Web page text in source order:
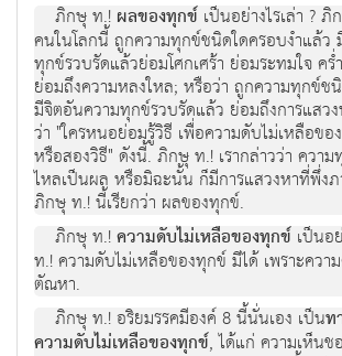
ภิกษุ ท.! ผลของทุกข เปนอยางไรเลา
คนในโลกนี้ ถูกความทุกขชนิดใดครอบงําแล
ทุกขรวบรัดแลวยอมโศกเศรา ยอมระทมใจ ค
ยอมถึงความหลงใหล; หรือวา ถูกความทุกขช
มีจิตอันความทุกขรวบรัดแลว ยอมถึงการแส
วา "ใครหนอยอมรูวิธี เพื่อความดับไมเหลือข
หรือสองวิธี" ดังนี้. ภิกษุ ท.! เรากลาววา ควา
ไหลเปนผล หรือมิฉะนั้น ก็มีการแสวงหาที่พึ่ง
ภิกษุ ท.! นี้เรียกวา ผลของทุกข.
ภิกษุ ท.!ความดับไมเหลือของทุกข เปนอ
ท.! ความดับไมเหลือของทุกข มีได เพราะควา
ตัณหา.
ภิกษุ ท.! อริยมรรคมีองค 8 นี้นั่นเอง เปนท
ความดับไมเหลือของทุกข, ไดแก ความเห็